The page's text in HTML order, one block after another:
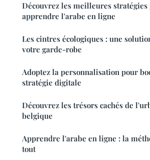
Découvrez les meilleures stratégies
apprendre l'arabe en ligne
Les cintres écologiques : une
votre garde-robe
Adoptez la personnalisation pour
stratégie digitale
Découvrez les trésors cachés de
belgique
Apprendre l'arabe en ligne : la
tout